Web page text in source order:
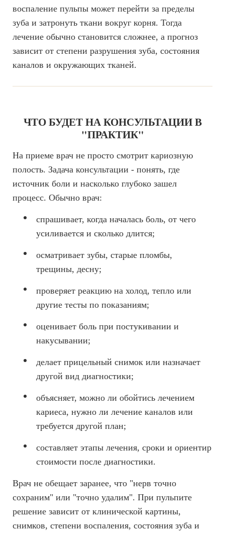
воспаление пульпы может перейти за пределы
зуба и затронуть ткани вокруг корня. Тогда
лечение обычно становится сложнее, а прогноз
зависит от степени разрушения зуба, состояния
каналов и окружающих тканей.
ЧТО БУДЕТ НА КОНСУЛЬТАЦИИ В
"ПРАКТИК"
На приеме врач не просто смотрит кариозную
полость. Задача консультации - понять, где
источник боли и насколько глубоко зашел
процесс. Обычно врач:
спрашивает, когда началась боль, от чего
усиливается и сколько длится;
осматривает зубы, старые пломбы,
трещины, десну;
проверяет реакцию на холод, тепло или
другие тесты по показаниям;
оценивает боль при постукивании и
накусывании;
делает прицельный снимок или назначает
другой вид диагностики;
объясняет, можно ли обойтись лечением
кариеса, нужно ли лечение каналов или
требуется другой план;
составляет этапы лечения, сроки и ориентир
стоимости после диагностики.
Врач не обещает заранее, что "нерв точно
сохраним" или "точно удалим". При пульпите
решение зависит от клинической картины,
снимков, степени воспаления, состояния зуба и